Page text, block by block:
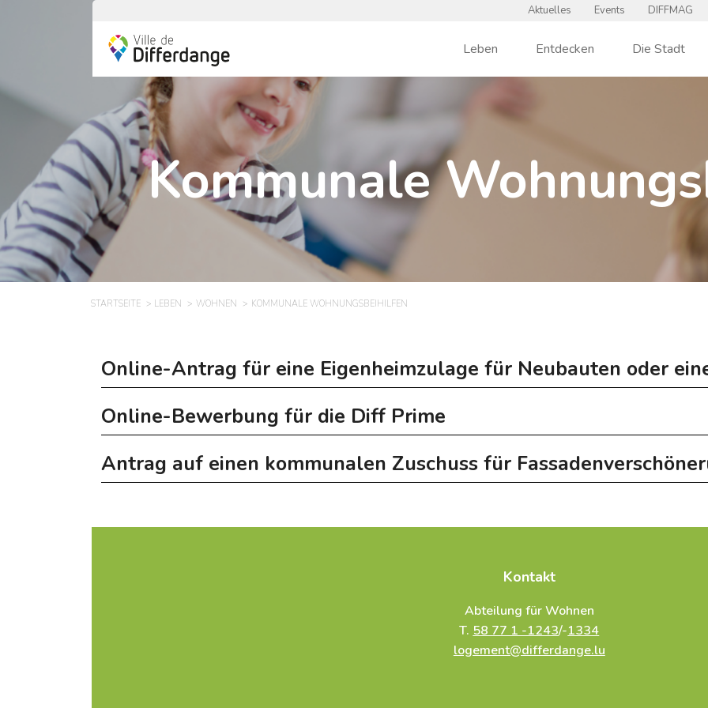
Aktuelles Events DIFFMAG
Leben Entdecken Die Stadt
Kommunale
STARTSEITE LEBEN WOHNEN KOMMUNALE WOHNUNGSBEIHILFEN
Online-Antrag für eine Eigenheimzulage für Neubauten oder
Online-Bewerbung für die Diff Prime
Online-Bewerbung für die
Antrag auf einen kommunalen Zuschuss für
Kontakt
Abteilung für Wohnen
T. 58 77 1 -1243/-1334
logement@differdange.lu